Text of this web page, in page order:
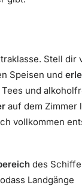
Stell dir
Speisen und
und
auf dem Zimmer
vollkommen
des
Landgänge